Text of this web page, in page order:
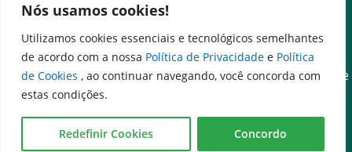
Nós usamos cookies!
Utilizamos cookies essenciais e tecnológicos semelhantes
de acordo com a nossa Política de Privacidade e Política
de Cookies , ao continuar navegando, você concorda com
estas condições.
Redefinir Cookies Concordo
Ouvidoria Geral
SIC – Serviço de Informação ao Cidadão
e-SIC – Serviço Eletrônico de Informação ao Cidadão
Acesso às Informações das Organizações Sociais de Saúde
Ouvidoria Setorial (Expresso)
Ouvidoria Setorial (Presencial)